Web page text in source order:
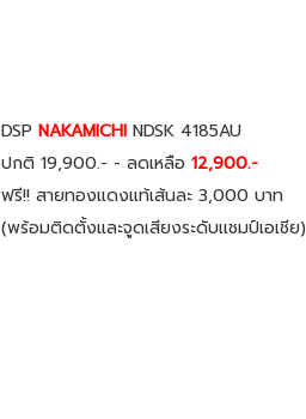
DSP NAKAMICHI NDSK 4185AU
ปกติ 19,900.- - ลดเหลือ 12,900.-
ฟรี!! สายทองแดงแท้เส้นละ 3,000 บาท
(พร้อมติดตั้งและจูดเสียงระดับเเชมป์เอเชีย)